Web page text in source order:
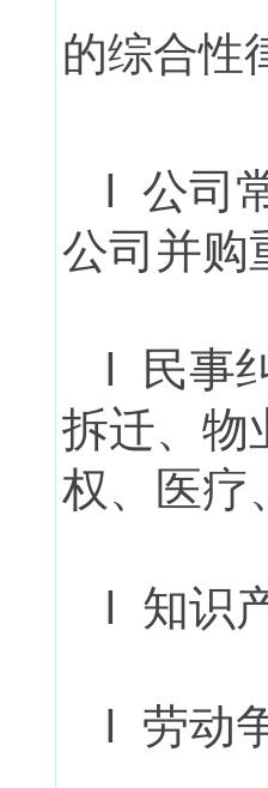
的综合性
l 公司
公司并购
l 民事
拆迁、物
权、医疗
l 知识
l 劳动